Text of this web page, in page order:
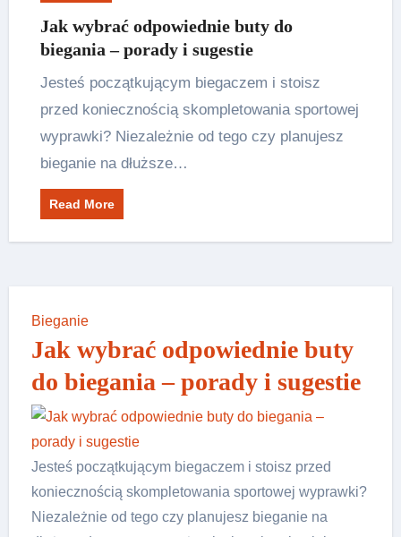
Jak wybrać odpowiednie buty do
biegania – porady i sugestie
Jesteś początkującym biegaczem i stoisz
przed koniecznością skompletowania sportowej
wyprawki? Niezależnie od tego czy planujesz
bieganie na dłuższe…
Read More
Bieganie
Jak wybrać odpowiednie buty
do biegania – porady i sugestie
Jesteś początkującym biegaczem i stoisz przed
koniecznością skompletowania sportowej wyprawki?
Niezależnie od tego czy planujesz bieganie na